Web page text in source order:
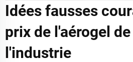
Idées fausses
prix de l'aérogel
l'industrie